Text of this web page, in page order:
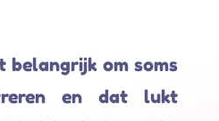
belangrijk om soms
en dat lukt